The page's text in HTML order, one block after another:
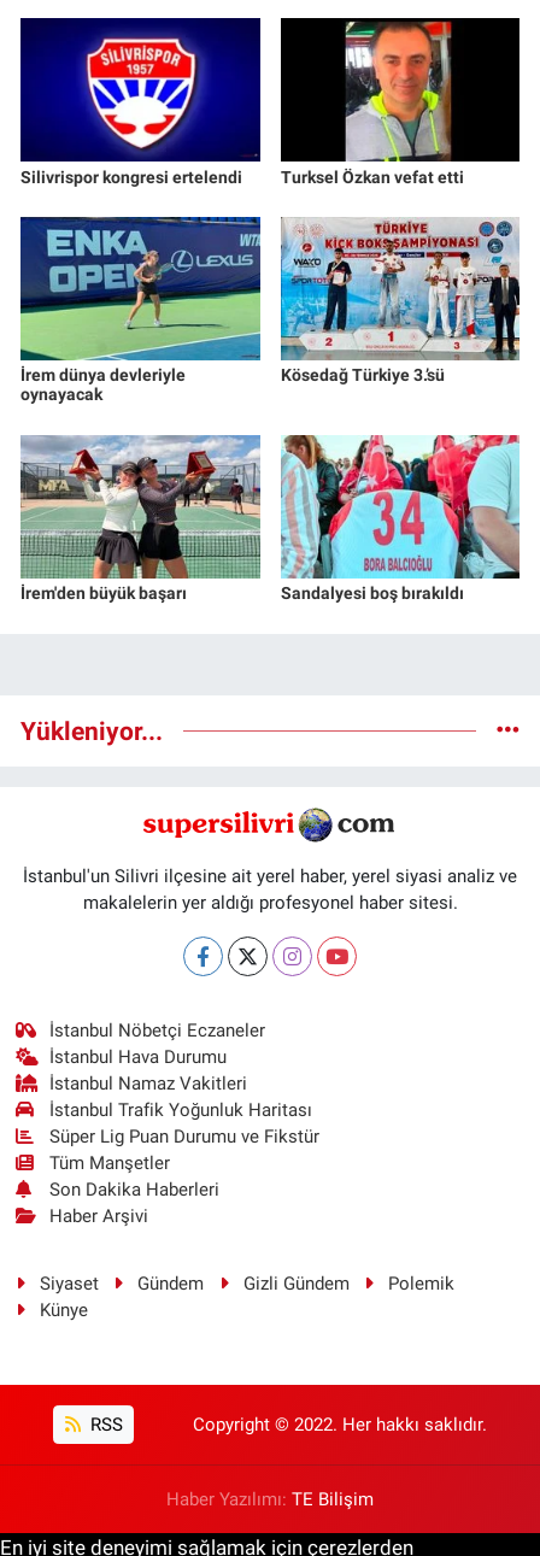
Silivrispor kongresi ertelendi Turksel Özkan vefat etti
İrem dünya devleriyle
oynayacak
Kösedağ Türkiye 3.’sü
İrem'den büyük başarı Sandalyesi boş bırakıldı
Yükleniyor...
İstanbul'un Silivri ilçesine ait yerel haber, yerel siyasi analiz ve
makalelerin yer aldığı profesyonel haber sitesi.
İstanbul Nöbetçi Eczaneler
İstanbul Hava Durumu
İstanbul Namaz Vakitleri
İstanbul Trafik Yoğunluk Haritası
Süper Lig Puan Durumu ve Fikstür
Tüm Manşetler
Son Dakika Haberleri
Haber Arşivi
Siyaset Gündem Gizli Gündem
Polemik
Künye
RSS Copyright © 2022. Her hakkı saklıdır.
Haber Yazılımı: TE Bilişim
En iyi site deneyimi sağlamak için çerezlerden